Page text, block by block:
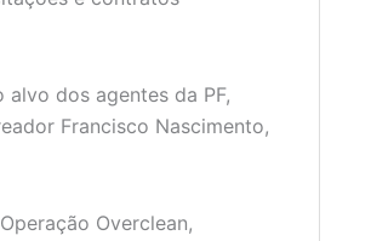
dos agentes da PF,
Francisco Nascimento,
Overclean,